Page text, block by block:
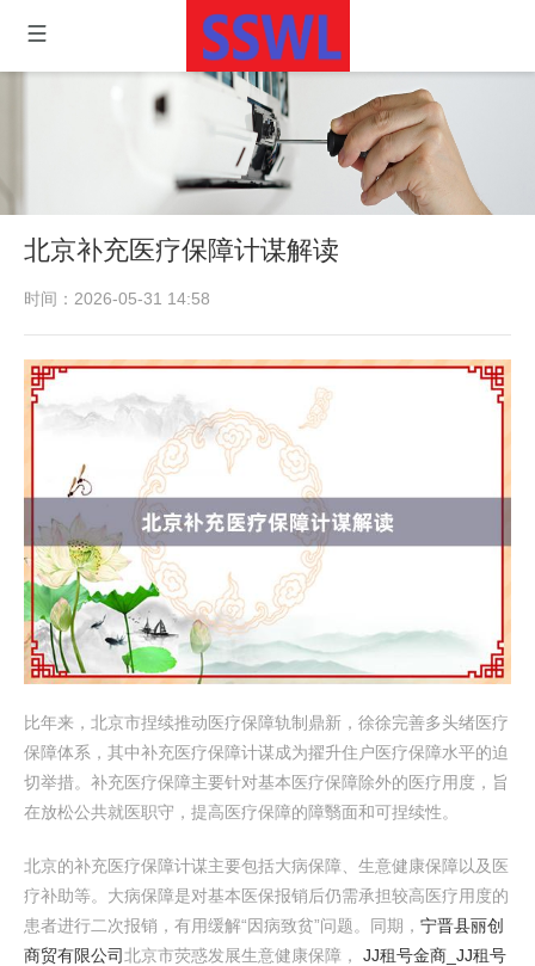
北京补充医疗保障计谋解读
时间：2026-05-31 14:58
比年来，北京市捏续推动医疗保障轨制鼎新，徐徐完善多头绪医疗
保障体系，其中补充医疗保障计谋成为擢升住户医疗保障水平的迫
切举措。补充医疗保障主要针对基本医疗保障除外的医疗用度，旨
在放松公共就医职守，提高医疗保障的障翳面和可捏续性。
北京的补充医疗保障计谋主要包括大病保障、生意健康保障以及医
疗补助等。大病保障是对基本医保报销后仍需承担较高医疗用度的
患者进行二次报销，有用缓解“因病致贫”问题。同期， 宁晋县丽创
商贸有限公司北京市荧惑发展生意健康保障， JJ租号金商_JJ租号